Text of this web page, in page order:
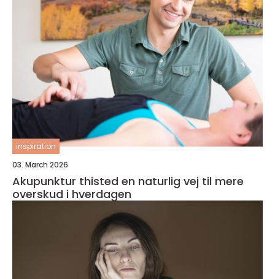
inspiration
03. March 2026
Akupunktur thisted en naturlig vej til mere
overskud i hverdagen